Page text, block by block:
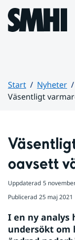
Hoppa till sidans
Start
Nyheter
Väsentligt
oavsett
Uppdaterad 5
Publicerad 25 maj 2021
I en ny analys
undersökt om